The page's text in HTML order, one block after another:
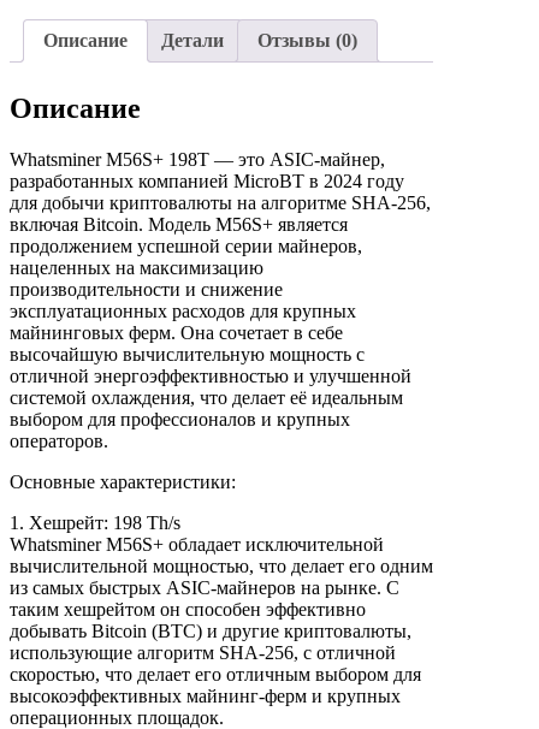
Описание Детали Отзывы (0)
Описание
Whatsminer M56S+ 198T — это ASIC-майнер,
разработанных компанией MicroBT в 2024 году
для добычи криптовалюты на алгоритме SHA-256,
включая Bitcoin. Модель M56S+ является
продолжением успешной серии майнеров,
нацеленных на максимизацию
производительности и снижение
эксплуатационных расходов для крупных
майнинговых ферм. Она сочетает в себе
высочайшую вычислительную мощность с
отличной энергоэффективностью и улучшенной
системой охлаждения, что делает её идеальным
выбором для профессионалов и крупных
операторов.
Основные характеристики:
1. Хешрейт: 198 Тh/s
Whatsminer M56S+ обладает исключительной
вычислительной мощностью, что делает его одним
из самых быстрых ASIC-майнеров на рынке. С
таким хешрейтом он способен эффективно
добывать Bitcoin (BTC) и другие криптовалюты,
использующие алгоритм SHA-256, с отличной
скоростью, что делает его отличным выбором для
высокоэффективных майнинг-ферм и крупных
операционных площадок.